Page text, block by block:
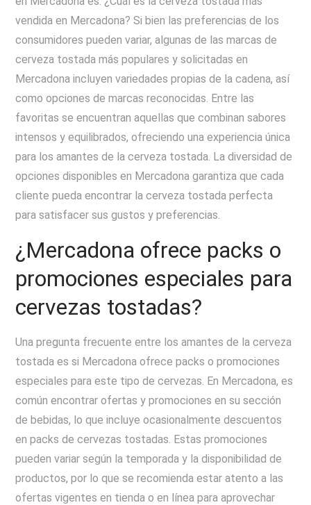
vendida en Mercadona? Si bien las preferencias de los
consumidores pueden variar, algunas de las marcas de
cerveza tostada más populares y solicitadas en
Mercadona incluyen variedades propias de la cadena, así
como opciones de marcas reconocidas. Entre las
favoritas se encuentran aquellas que combinan sabores
intensos y equilibrados, ofreciendo una experiencia única
para los amantes de la cerveza tostada. La diversidad de
opciones disponibles en Mercadona garantiza que cada
cliente pueda encontrar la cerveza tostada perfecta
para satisfacer sus gustos y preferencias.
¿Mercadona ofrece packs o
promociones especiales para
cervezas tostadas?
Una pregunta frecuente entre los amantes de la cerveza
tostada es si Mercadona ofrece packs o promociones
especiales para este tipo de cervezas. En Mercadona, es
común encontrar ofertas y promociones en su sección
de bebidas, lo que incluye ocasionalmente descuentos
en packs de cervezas tostadas. Estas promociones
pueden variar según la temporada y la disponibilidad de
productos, por lo que se recomienda estar atento a las
ofertas vigentes en tienda o en línea para aprovechar